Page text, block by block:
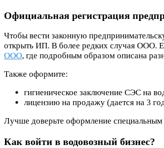
Официальная регистрация
Чтобы вести законную
открыть ИП. В более редких случая ООО.
ООО, где подробным образом описана
Также оформите:
гигиеническое заключение СЭС на
лицензию на продажу (дается на 3
Лучше доверьте оформление
Как войти в водовозный бизнес?